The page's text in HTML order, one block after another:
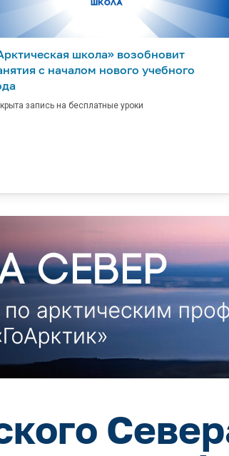
школа» возобновит
с началом нового учебного
запись на бесплатные уроки